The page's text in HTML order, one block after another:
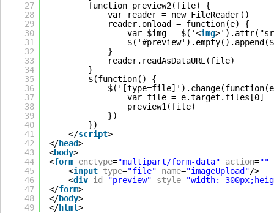
27
28
29
30
31
32
33
34
35
36
37
38
39
40
41
42
43
44
45
46
47
48
49
function preview2(file) {
var reader = new FileReader()
reader.onload = function(e) {
var $img = $('<img
}
reader.readAsDataURL(file)
}
$(function() {
var file = e.target.files[0]
preview1(file)
})
})
</script>
</head>
<body>
<form enctype="multipart/form-data" action=""
<input type="file" name="imageUpload"/>
<div id="preview" style="width:
</form>
</body>
</html>